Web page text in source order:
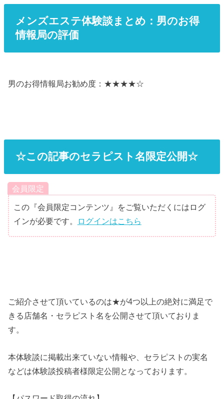
メンズエステ体験談まとめ：男のお得
情報局の評価
男のお得情報局お勧め度：★★★★☆
☆この記事のセラピスト名限定公開☆
会員限定
この『会員限定コンテンツ』をご覧いただくにはログ
インが必要です。
ログインはこちら
ご紹介させて頂いているのは★が4つ以上の絶対に満足で
きる店舗名・セラピスト名を公開させて頂いておりま
す。
本体験談に掲載出来ていない情報や、セラピストの実名
などは体験談投稿者様限定公開となっております。